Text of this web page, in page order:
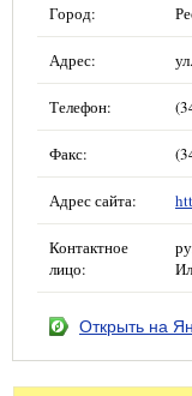
Город:
Адрес:
Телефон:
Факс:
Адрес сайта:
Контактное
лицо:
Открыть на